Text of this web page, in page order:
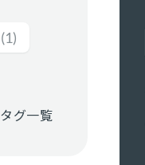
(1)
タグ一覧